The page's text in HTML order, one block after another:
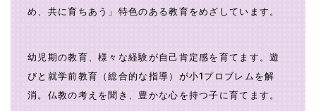
め、共に育ちあう」特色のある教育をめざしています。
幼児期の教育、様々な経験が自己肯定感を育てます。遊
びと就学前教育（総合的な指導）が小1プロブレムを解
消。仏教の考えを聞き、豊かな心を持つ子に育てます。